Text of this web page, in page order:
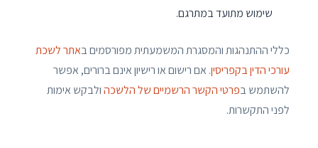
שימוש מתועד במתרגם.
כללי ההתנהגות והמסגרת המשמעתית מפורסמים באתר לשכת
עורכי הדין בקפריסין. אם רישום או רישיון אינם ברורים, אפשר
להשתמש בפרטי הקשר הרשמיים של הלשכהולבקש אימות
לפני התקשרות.